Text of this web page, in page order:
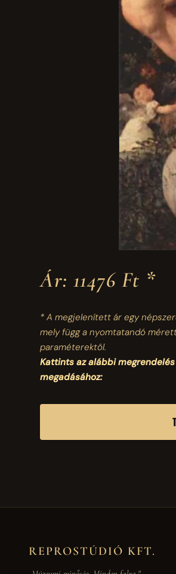
Ár: 11476 Ft *
* A megjelenített ár egy
mely függ a nyomtatandó
paraméterektől.
Kattints az alábbi
megadásához:
REPROSTÚDIÓ KFT.